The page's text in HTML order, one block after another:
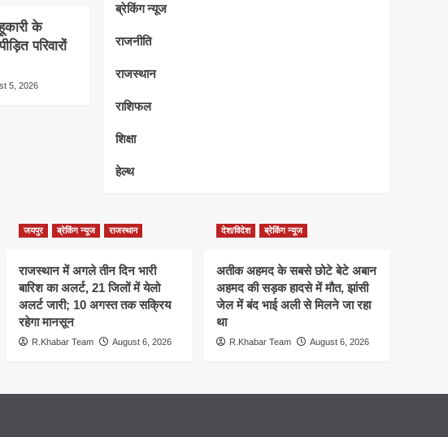
के
परिवारों
5, 2026
ब्रेकिंग न्यूज
राजनीति
राजस्थान
राशिफल
शिक्षा
हेल्थ
जयपुर ब्रेकिंग न्यूज राजस्थान
राजस्थान में अगले तीन दिन भारी
बारिश का अलर्ट, 21 जिलों में येलो
अलर्ट जारी; 10 अगस्त तक सक्रिय
रहेगा मानसून
R.Khabar Team August 6, 2026
देश/विदेश ब्रेकिंग न्यूज
अतीक अहमद के सबसे छोटे बेटे अबान
अहमद की सड़क हादसे में मौत, झांसी
जेल में बंद भाई अली से मिलने जा रहा
था
R.Khabar Team August 6, 2026